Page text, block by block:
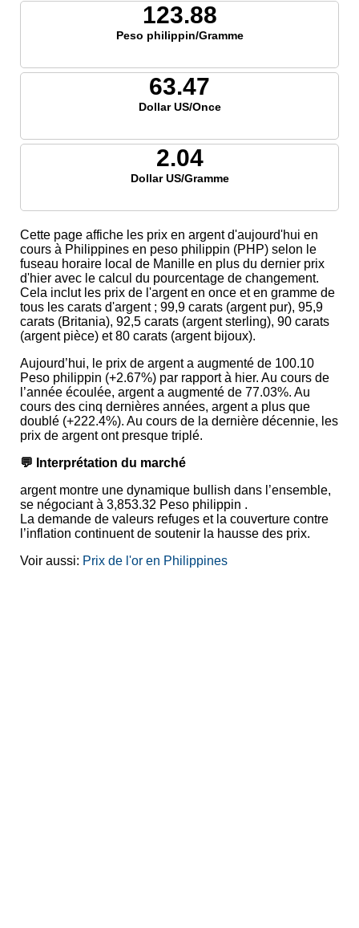
123.88
Peso philippin/Gramme
63.47
Dollar US/Once
2.04
Dollar US/Gramme
Cette page affiche les prix en argent d'aujourd'hui en
cours à Philippines en peso philippin (PHP) selon le
fuseau horaire local de Manille en plus du dernier prix
d'hier avec le calcul du pourcentage de changement.
Cela inclut les prix de l'argent en once et en gramme de
tous les carats d'argent ; 99,9 carats (argent pur), 95,9
carats (Britania), 92,5 carats (argent sterling), 90 carats
(argent pièce) et 80 carats (argent bijoux).
Aujourd’hui, le prix de argent a augmenté de 100.10
Peso philippin (+2.67%) par rapport à hier. Au cours de
l’année écoulée, argent a augmenté de 77.03%. Au
cours des cinq dernières années, argent a plus que
doublé (+222.4%). Au cours de la dernière décennie, les
prix de argent ont presque triplé.
💬 Interprétation du marché
argent montre une dynamique bullish dans l’ensemble,
se négociant à 3,853.32 Peso philippin .
La demande de valeurs refuges et la couverture contre
l’inflation continuent de soutenir la hausse des prix.
Voir aussi: Prix de l'or en Philippines